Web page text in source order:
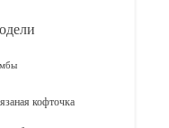
кофточка